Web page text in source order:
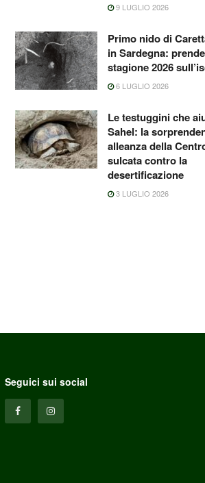
9 LUGLIO 2026
Primo nido di
in Sardegna:
stagione 2026
6 LUGLIO 2026
Le testuggini che
Sahel: la
alleanza della
sulcata contro la
desertificazione
3 LUGLIO 2026
Seguici sui social